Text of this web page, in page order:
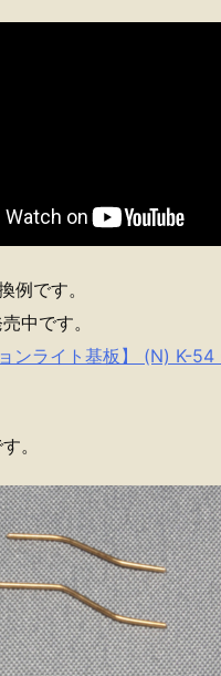
例です。
中です。
ョンライト基板】 (N) K-54
。